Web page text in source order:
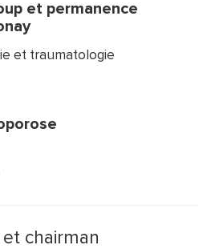
et permanence
et traumatologie
chairman